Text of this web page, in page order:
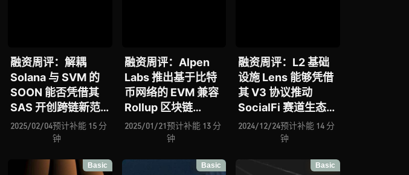
融资周评：解耦
Solana 与 SVM 的
SOON 能否凭借其
SAS 开创跨链新范
式？去中心化排序器
Radius 引入的
否获得市场采用、
2025/02/04预计补能 15 分
钟
融资周评：Alpen
Labs 推出基于比特
币网络的 EVM 兼容
Rollup 区块链
Strata、Reown 致
力成为提升 Web3
施、EarnOS 正挑战
2025/01/21预计补能 13 分
钟
融资周评：L2 基础
设施 Lens 能够凭借
其 V3 协议推动
SocialFi 赛道生态爆
发、面向 RWA 的模
块化 L2 网络 Plume
新进展、EVM 兼容
2024/12/24预计补能 14 分
钟
Basic Basic Basic